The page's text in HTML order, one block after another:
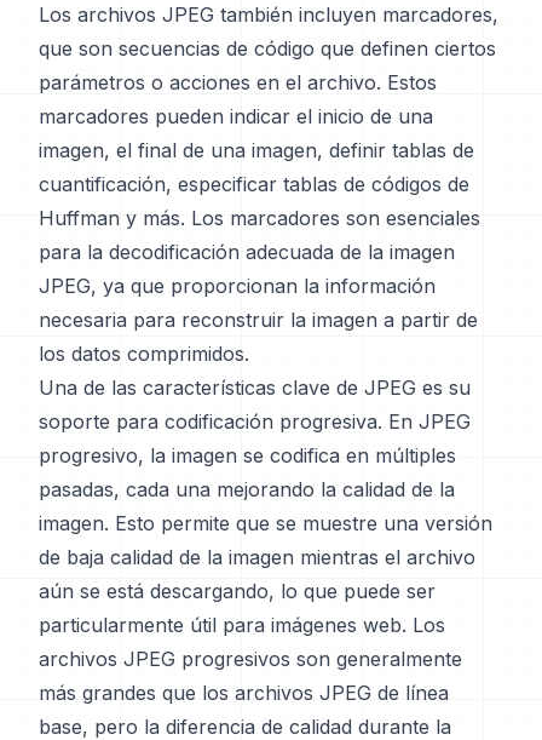
Los archivos JPEG también incluyen marcadores,
que son secuencias de código que definen ciertos
parámetros o acciones en el archivo. Estos
marcadores pueden indicar el inicio de una
imagen, el final de una imagen, definir tablas de
cuantificación, especificar tablas de códigos de
Huffman y más. Los marcadores son esenciales
para la decodificación adecuada de la imagen
JPEG, ya que proporcionan la información
necesaria para reconstruir la imagen a partir de
los datos comprimidos.
Una de las características clave de JPEG es su
soporte para codificación progresiva. En JPEG
progresivo, la imagen se codifica en múltiples
pasadas, cada una mejorando la calidad de la
imagen. Esto permite que se muestre una versión
de baja calidad de la imagen mientras el archivo
aún se está descargando, lo que puede ser
particularmente útil para imágenes web. Los
archivos JPEG progresivos son generalmente
más grandes que los archivos JPEG de línea
base, pero la diferencia de calidad durante la